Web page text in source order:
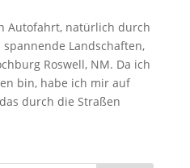
Autofahrt, natürlich durch
Landschaften,
Roswell, NM. Da ich
bin, habe ich mir auf
durch die Straßen